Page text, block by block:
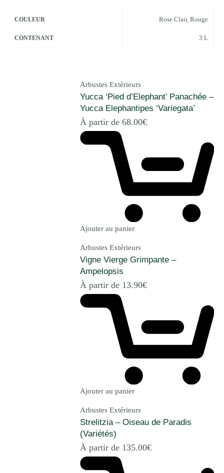
COULEUR Rose Clair, Rouge
CONTENANT 3 L
Arbustes Extérieurs
Yucca ‘Pied d’Elephant’ Panachée –
Yucca Elephantipes ‘Variegata’
À partir de 68.00€
Ajouter au panier
Arbustes Extérieurs
Vigne Vierge Grimpante –
Ampelopsis
À partir de 13.90€
Ajouter au panier
Arbustes Extérieurs
Strelitzia – Oiseau de Paradis
(Variétés)
À partir de 135.00€